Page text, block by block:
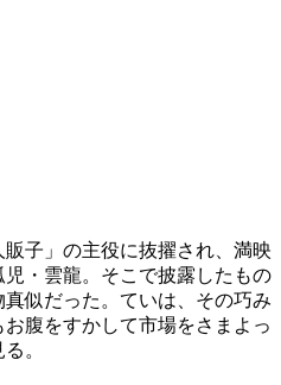
子」の主役に抜擢され、満映
・雲龍。そこで披露したもの
似だった。ていは、その巧み
腹をすかして市場をさまよっ
。